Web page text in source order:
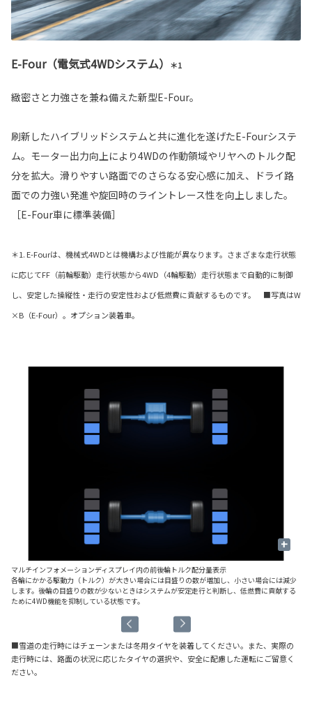
E-Four（電気式4WDシステム） ＊1
緻密さと力強さを兼ね備えた新型E-Four。
刷新したハイブリッドシステムと共に進化を遂げたE-Fourシステ
ム。モーター出力向上により4WDの作動領域やリヤへのトルク配
分を拡大。滑りやすい路面でのさらなる安心感に加え、ドライ路
面での力強い発進や旋回時のライントレース性を向上しました。
［E-Four車に標準装備］
＊1. E-Fourは、機械式4WDとは機構および性能が異なります。さまざまな走行状態
に応じてFF（前輪駆動）走行状態から4WD（4輪駆動）走行状態まで自動的に制御
し、安定した操縦性・走行の安定性および低燃費に貢献するものです。 ■写真はW
×B（E-Four）。オプション装着車。
+
マルチインフォメーションディスプレイ内の前後輪トルク配分量表示
各輪にかかる駆動力（トルク）が大きい場合には目盛りの数が増加し、小さい場合には減少
します。後輪の目盛りの数が少ないときはシステムが安定走行と判断し、低燃費に貢献する
ために4WD機能を抑制している状態です。
■雪道の走行時にはチェーンまたは冬用タイヤを装着してください。また、実際の
走行時には、路面の状況に応じたタイヤの選択や、安全に配慮した運転にご留意く
ださい。